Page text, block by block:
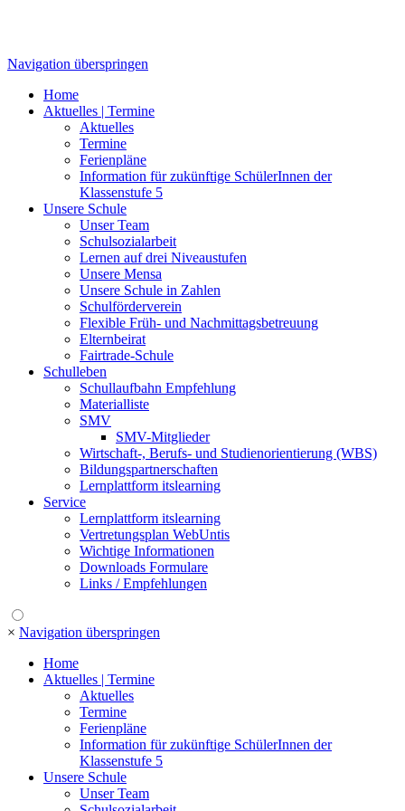
Navigation überspringen
Home
Aktuelles | Termine
Aktuelles
Termine
Ferienpläne
Information für zukünftige SchülerInnen der
Klassenstufe 5
Unsere Schule
Unser Team
Schulsozialarbeit
Lernen auf drei Niveaustufen
Unsere Mensa
Unsere Schule in Zahlen
Schulförderverein
Flexible Früh- und Nachmittagsbetreuung
Elternbeirat
Fairtrade-Schule
Schulleben
Schullaufbahn Empfehlung
Materialliste
SMV
SMV-Mitglieder
Wirtschaft-, Berufs- und Studienorientierung (WBS)
Bildungspartnerschaften
Lernplattform itslearning
Service
Lernplattform itslearning
Vertretungsplan WebUntis
Wichtige Informationen
Downloads Formulare
Links / Empfehlungen
× Navigation überspringen
Home
Aktuelles | Termine
Aktuelles
Termine
Ferienpläne
Information für zukünftige SchülerInnen der
Klassenstufe 5
Unsere Schule
Unser Team